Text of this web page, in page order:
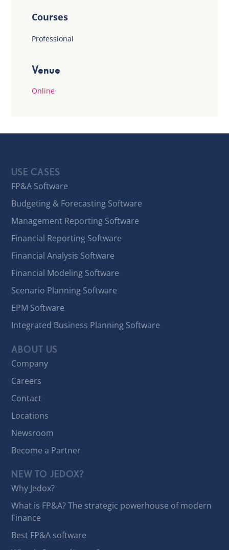
Venue
Online
Courses
Professional
USE CASES
FP&A Software
Budgeting & Forecasting Software
Management Reporting Software
Financial Reporting Software
Financial Analysis Software
Financial Modeling Software
Scenario Planning Software
EPM Software
Integrated Business Planning Software
ABOUT US
Company
Careers
Contact
Locations
Newsroom
Become a Partner
NEW TO JEDOX?
Why Jedox?
What is FP&A? The strategic powerhouse of modern
Finance
Best FP&A software